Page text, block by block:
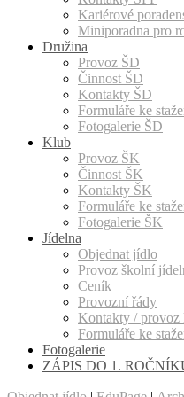
Kariérové
Miniporadna pro
Družina
Provoz ŠD
Činnost ŠD
Kontakty ŠD
Formuláře ke
Fotogalerie ŠD
Klub
Provoz ŠK
Činnost ŠK
Kontakty ŠK
Formuláře ke
Fotogalerie ŠK
Jídelna
Objednat jídlo
Provoz školní
Ceník
Provozní řády
Kontakty / provoz
Formuláře ke
Fotogalerie
ZÁPIS DO 1.